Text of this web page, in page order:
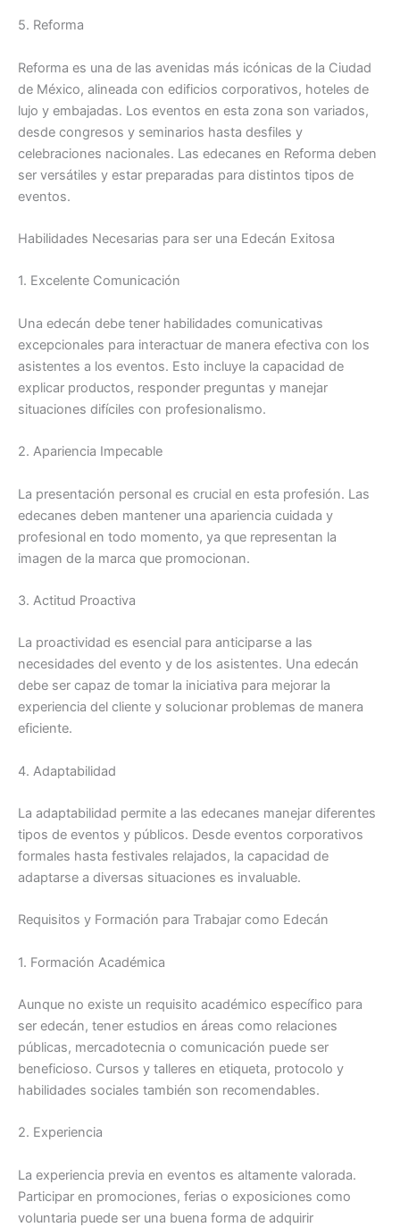
5. Reforma
Reforma es una de las avenidas más icónicas de la Ciudad
de México, alineada con edificios corporativos, hoteles de
lujo y embajadas. Los eventos en esta zona son variados,
desde congresos y seminarios hasta desfiles y
celebraciones nacionales. Las edecanes en Reforma deben
ser versátiles y estar preparadas para distintos tipos de
eventos.
Habilidades Necesarias para ser una Edecán Exitosa
1. Excelente Comunicación
Una edecán debe tener habilidades comunicativas
excepcionales para interactuar de manera efectiva con los
asistentes a los eventos. Esto incluye la capacidad de
explicar productos, responder preguntas y manejar
situaciones difíciles con profesionalismo.
2. Apariencia Impecable
La presentación personal es crucial en esta profesión. Las
edecanes deben mantener una apariencia cuidada y
profesional en todo momento, ya que representan la
imagen de la marca que promocionan.
3. Actitud Proactiva
La proactividad es esencial para anticiparse a las
necesidades del evento y de los asistentes. Una edecán
debe ser capaz de tomar la iniciativa para mejorar la
experiencia del cliente y solucionar problemas de manera
eficiente.
4. Adaptabilidad
La adaptabilidad permite a las edecanes manejar diferentes
tipos de eventos y públicos. Desde eventos corporativos
formales hasta festivales relajados, la capacidad de
adaptarse a diversas situaciones es invaluable.
Requisitos y Formación para Trabajar como Edecán
1. Formación Académica
Aunque no existe un requisito académico específico para
ser edecán, tener estudios en áreas como relaciones
públicas, mercadotecnia o comunicación puede ser
beneficioso. Cursos y talleres en etiqueta, protocolo y
habilidades sociales también son recomendables.
2. Experiencia
La experiencia previa en eventos es altamente valorada.
Participar en promociones, ferias o exposiciones como
voluntaria puede ser una buena forma de adquirir